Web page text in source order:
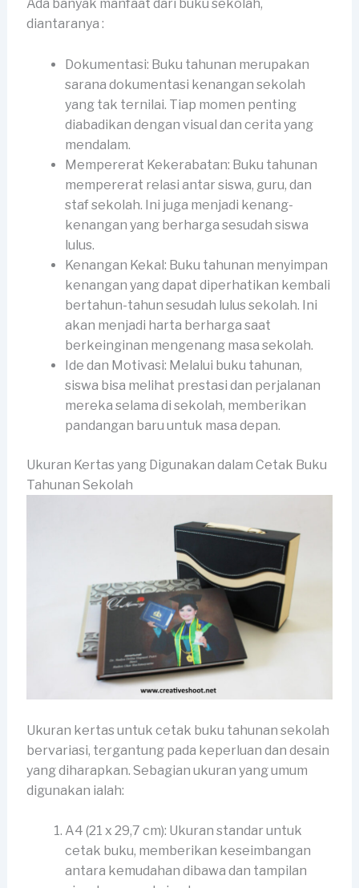
Ada banyak manfaat dari buku sekolah,
diantaranya :
Dokumentasi: Buku tahunan merupakan
sarana dokumentasi kenangan sekolah
yang tak ternilai. Tiap momen penting
diabadikan dengan visual dan cerita yang
mendalam.
Mempererat Kekerabatan: Buku tahunan
mempererat relasi antar siswa, guru, dan
staf sekolah. Ini juga menjadi kenang-
kenangan yang berharga sesudah siswa
lulus.
Kenangan Kekal: Buku tahunan menyimpan
kenangan yang dapat diperhatikan kembali
bertahun-tahun sesudah lulus sekolah. Ini
akan menjadi harta berharga saat
berkeinginan mengenang masa sekolah.
Ide dan Motivasi: Melalui buku tahunan,
siswa bisa melihat prestasi dan perjalanan
mereka selama di sekolah, memberikan
pandangan baru untuk masa depan.
Ukuran Kertas yang Digunakan dalam Cetak Buku
Tahunan Sekolah
Ukuran kertas untuk cetak buku tahunan sekolah
bervariasi, tergantung pada keperluan dan desain
yang diharapkan. Sebagian ukuran yang umum
digunakan ialah:
A4 (21 x 29,7 cm): Ukuran standar untuk
cetak buku, memberikan keseimbangan
antara kemudahan dibawa dan tampilan